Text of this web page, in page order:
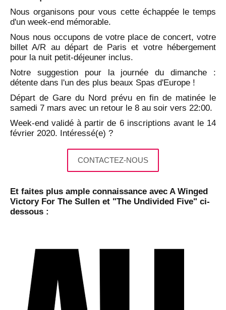
Nous organisons pour vous cette échappée le temps
d'un week-end mémorable.
Nous nous occupons de votre place de concert, votre
billet A/R au départ de Paris et votre hébergement
pour la nuit petit-déjeuner inclus.
Notre suggestion pour la journée du dimanche :
détente dans l'un des plus beaux Spas d'Europe !
Départ de Gare du Nord prévu en fin de matinée le
samedi 7 mars avec un retour le 8 au soir vers 22:00.
Week-end validé à partir de 6 inscriptions avant le 14
février 2020. Intéressé(e) ?
CONTACTEZ-NOUS
Et faites plus ample connaissance avec A Winged
Victory For The Sullen et "The Undivided Five" ci-
dessous :